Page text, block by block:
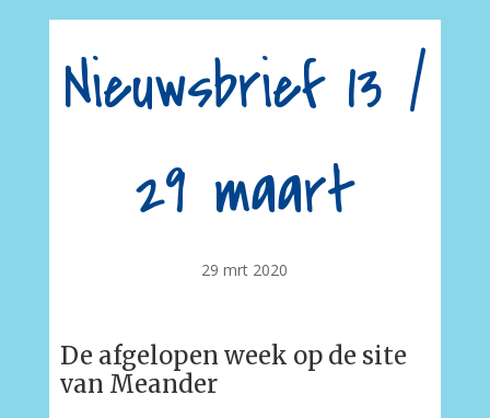
Nieuwsbrief 13 /
29 maart
29 mrt 2020
De afgelopen week op de site
van Meander